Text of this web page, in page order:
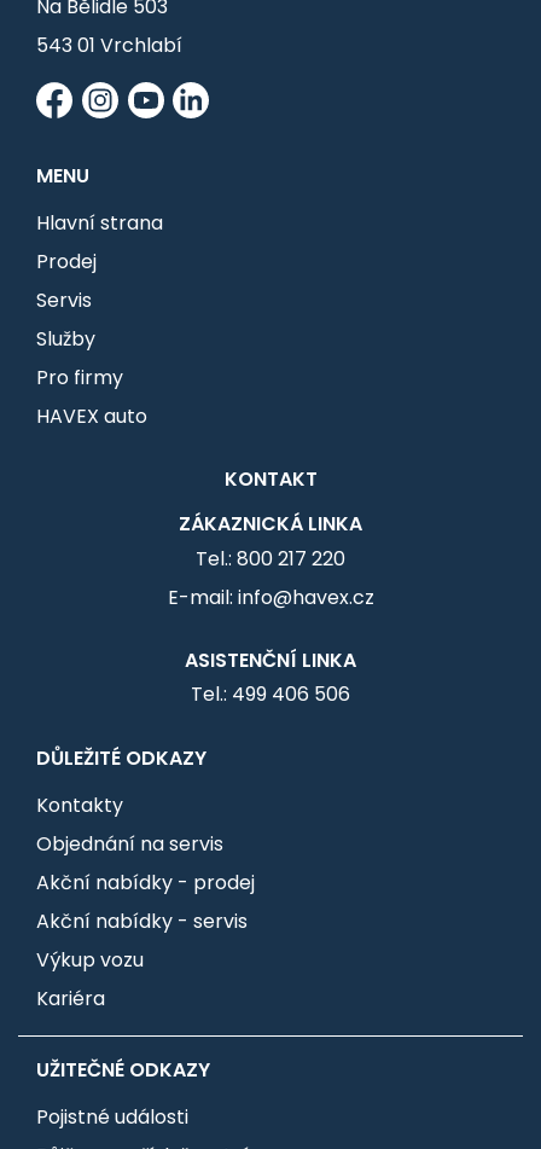
Na Bělidle 503
543 01 Vrchlabí
MENU
Hlavní strana
Prodej
Servis
Služby
Pro firmy
HAVEX auto
KONTAKT
ZÁKAZNICKÁ LINKA
Tel.: 800 217 220
E-mail: info@havex.cz
ASISTENČNÍ LINKA
Tel.: 499 406 506
DŮLEŽITÉ ODKAZY
Kontakty
Objednání na servis
Akční nabídky - prodej
Akční nabídky - servis
Výkup vozu
Kariéra
UŽITEČNÉ ODKAZY
Pojistné události